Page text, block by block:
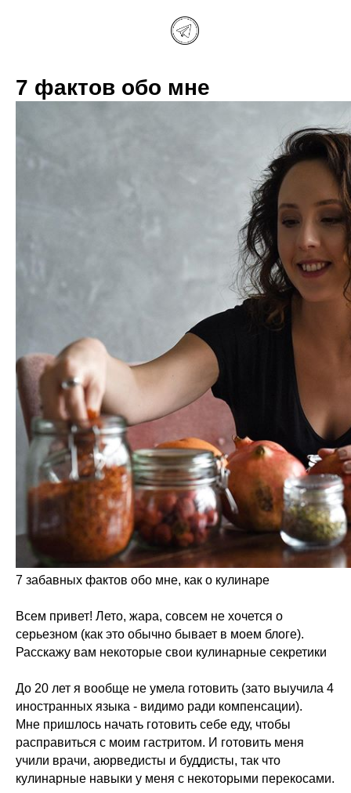
7 фактов обо мне
7 забавных фактов обо мне, как о кулинаре
Всем привет! Лето, жара, совсем не хочется о
серьезном (как это обычно бывает в моем блоге).
Расскажу вам некоторые свои кулинарные секретики
До 20 лет я вообще не умела готовить (зато выучила 4
иностранных языка - видимо ради компенсации).
Мне пришлось начать готовить себе еду, чтобы
расправиться с моим гастритом. И готовить меня
учили врачи, аюрведисты и буддисты, так что
кулинарные навыки у меня с некоторыми перекосами.